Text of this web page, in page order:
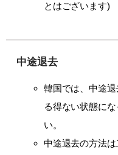
とはございます)
中途退去
韓国では、中途
る得ない状態に
い。
中途退去の方法